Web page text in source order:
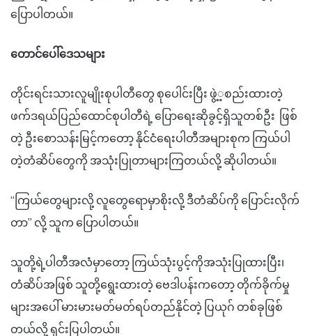
ပြောပါတယ်။
တောင်ပေါ်ဒေသများ
တိုင်းရင်းသားလူမျိုးစုပါတီတွေ စုပေါင်းပြီး ဖွဲ့့စည်းထားတဲ့
ဖက်ဒရယ်ပြည်ထောင်စုပါတီရဲ့ ပြောရေးဆိုခွင့်ရှိသူတစ်ဦး ဖြစ်
တဲ့ ဦးစောသန်းမြင့်ကတော့ နိုင်ငံရေးပါတီအများစုက ကြယ်ပါ
တဲ့တံဆိပ်တွေကို အသုံးပြုတာများကြတယ်လို့ ဆိုပါတယ်။
“ကြယ်တွေများလို့ လူတွေရောမှာစိုးလို့ ဒီတံဆိပ်ကို ပြောင်းလိုက်
တာ” လို့ သူက ပြောပါတယ်။
သူတို့ရဲ့ပါတီအလံမှာတော့ ကြယ်သုံးပွင့်ကိုအသုံးပြုထားပြီး၊
တံဆိပ်အဖြစ် သူတို့ရွေးထားတဲ့ ဗေဒါပန်းကတော့ တိုက်ခိုက်မှု
များအပေါ် မားမားမတ်မတ်ရပ်တည်နိုင်တဲ့ ပြယုဂ် တစ်ခုဖြစ်
တယ်လို့ ရှင်းပြပါတယ်။